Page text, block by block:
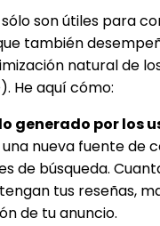
son útiles para
también
natural de
He aquí cómo:
generado por los
una nueva fuente de
de búsqueda.
tus reseñas,
de tu anuncio.